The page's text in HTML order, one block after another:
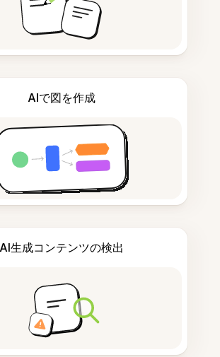
AIで図を作成
AI生成コンテンツの検出